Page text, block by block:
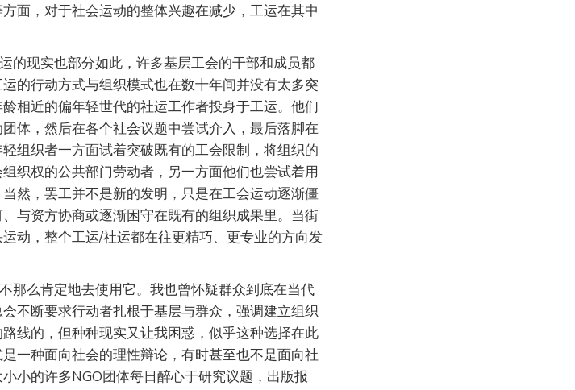
面，对于社会运动的整体兴趣在减少，工运在其中
的现实也部分如此，许多基层工会的干部和成员都
的行动方式与组织模式也在数十年间并没有太多突
相近的偏年轻世代的社运工作者投身于工运。他们
体，然后在各个社会议题中尝试介入，最后落脚在
组织者一方面试着突破既有的工会限制，将组织的
织权的公共部门劳动者，另一方面他们也尝试着用
然，罢工并不是新的发明，只是在工会运动逐渐僵
与资方协商或逐渐困守在既有的组织成果里。当街
动，整个工运/社运都在往更精巧、更专业的方向发
那么肯定地去使用它。我也曾怀疑群众到底在当代
不断要求行动者扎根于基层与群众，强调建立组织
线的，但种种现实又让我困惑，似乎这种选择在此
一种面向社会的理性辩论，有时甚至也不是面向社
小的许多NGO团体每日醉心于研究议题，出版报